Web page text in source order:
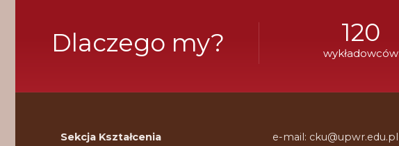
Dlaczego my? 120
wykładowców
Sekcja Kształcenia
e-mail: cku@upwr.edu.pl